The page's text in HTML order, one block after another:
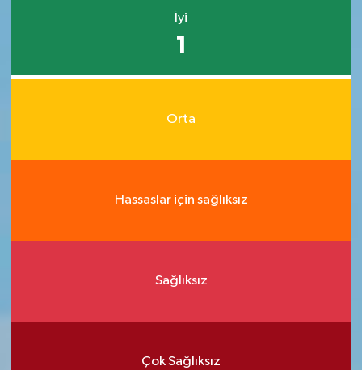
İyi
1
Orta
Hassaslar için sağlıksız
Sağlıksız
Çok Sağlıksız